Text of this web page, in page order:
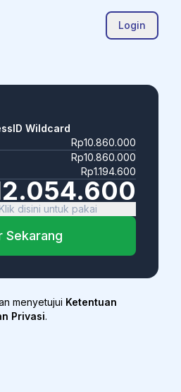
Login
Wildcard
Rp10.860.000
Rp10.860.000
Rp1.194.600
Klik disini untuk pakai
Sekarang
menyetujui Ketentuan
Privasi.